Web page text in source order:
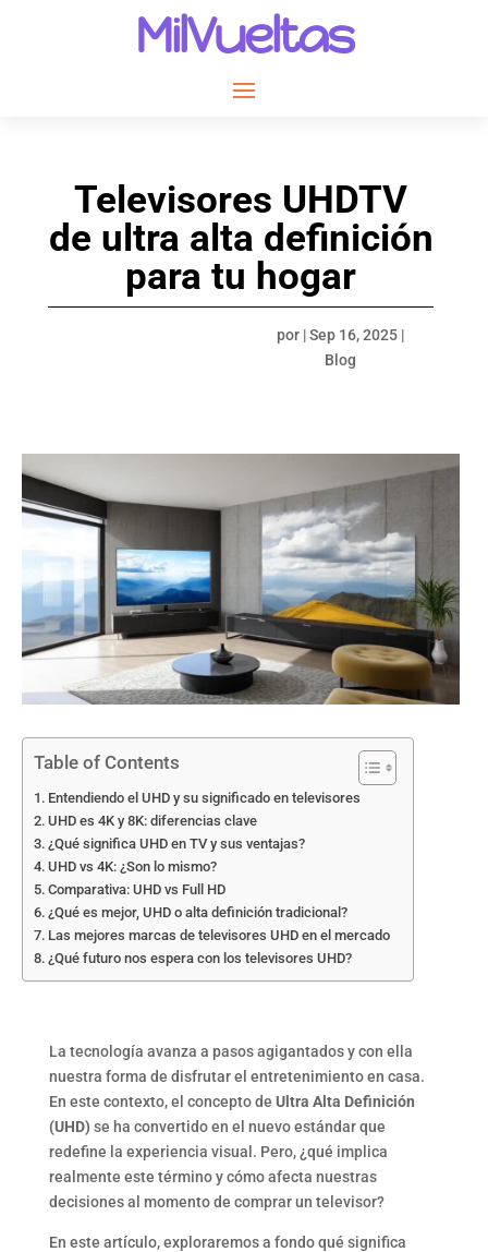
MilVueltas
Televisores UHDTV
de ultra alta definición
para tu hogar
por |Sep 16, 2025 |
Blog
Table of Contents
Entendiendo el UHD y su significado en televisores
UHD es 4K y 8K: diferencias clave
¿Qué significa UHD en TV y sus ventajas?
UHD vs 4K: ¿Son lo mismo?
Comparativa: UHD vs Full HD
¿Qué es mejor, UHD o alta definición tradicional?
Las mejores marcas de televisores UHD en el mercado
¿Qué futuro nos espera con los televisores UHD?
La tecnología avanza a pasos agigantados y con ella
nuestra forma de disfrutar el entretenimiento en casa.
En este contexto, el concepto de Ultra Alta Definición
(UHD) se ha convertido en el nuevo estándar que
redefine la experiencia visual. Pero, ¿qué implica
realmente este término y cómo afecta nuestras
decisiones al momento de comprar un televisor?
En este artículo, exploraremos a fondo qué significa